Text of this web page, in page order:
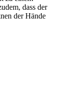
dass der
der Hände